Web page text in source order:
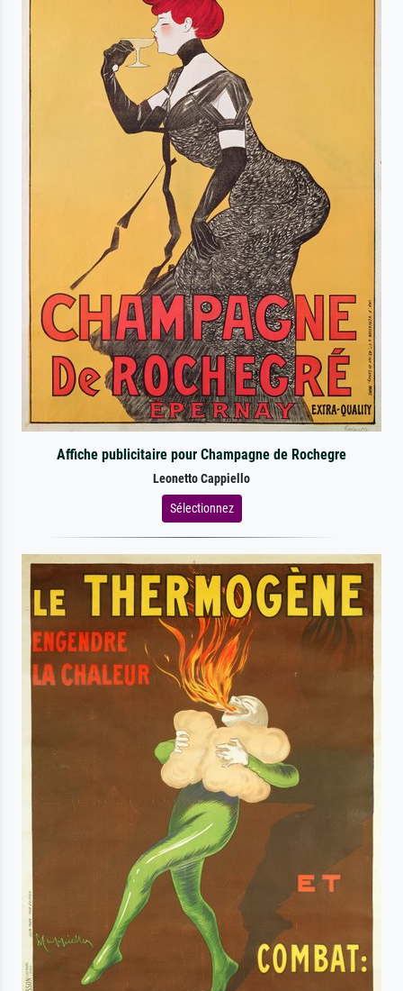
Affiche publicitaire pour Champagne de Rochegre
Leonetto Cappiello
Sélectionnez